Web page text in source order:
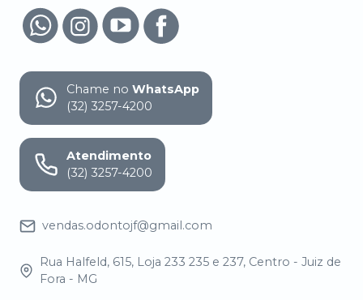
Chame no WhatsApp
(32) 3257-4200
Atendimento
(32) 3257-4200
vendas.odontojf@gmail.com
Rua Halfeld, 615, Loja 233 235 e 237, Centro - Juiz de
Fora - MG